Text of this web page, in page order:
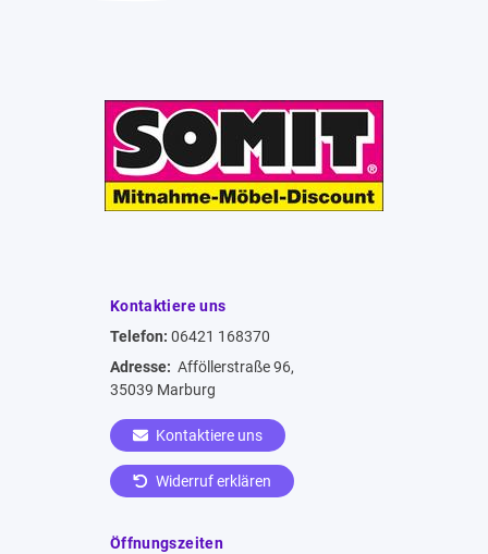
Kontaktiere uns
Telefon: 06421 168370
Adresse: Afföllerstraße 96,
35039 Marburg
Kontaktiere uns
Widerruf erklären
Öffnungszeiten